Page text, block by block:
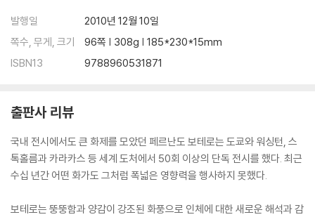
발행일
2010년 12월 10일
쪽수, 무게, 크기
96쪽 | 308g | 185*230*15mm
ISBN13
9788960531871
출판사 리뷰
국내 전시에서도 큰 화제를 모았던 페르난도 보테로는 도쿄와 워싱턴, 스
톡홀름과 카라카스 등 세계 도처에서 50회 이상의 단독 전시를 했다. 최근
수십 년간 어떤 화가도 그처럼 폭넓은 영향력을 행사하지 못했다.
보테로는 뚱뚱함과 양감이 강조된 화풍으로 인체에 대한 새로운 해석과 감